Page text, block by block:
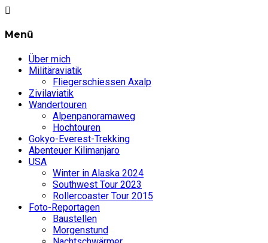
Menü
Über mich
Militäraviatik
Fliegerschiessen Axalp
Zivilaviatik
Wandertouren
Alpenpanoramaweg
Hochtouren
Gokyo-Everest-Trekking
Abenteuer Kilimanjaro
USA
Winter in Alaska 2024
Southwest Tour 2023
Rollercoaster Tour 2015
Foto-Reportagen
Baustellen
Morgenstund